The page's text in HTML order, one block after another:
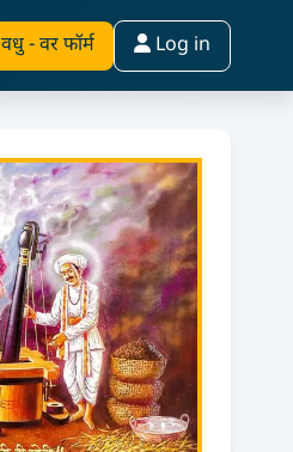
वधु - वर फॉर्म Log in